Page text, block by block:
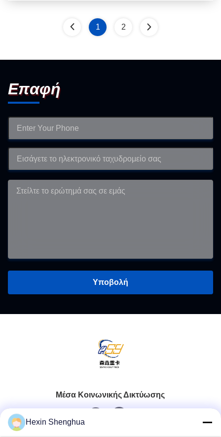
1 2
Επαφή
Υποβολή
Μέσα Κοινωνικής Δικτύωσης
Hexin Shenghua